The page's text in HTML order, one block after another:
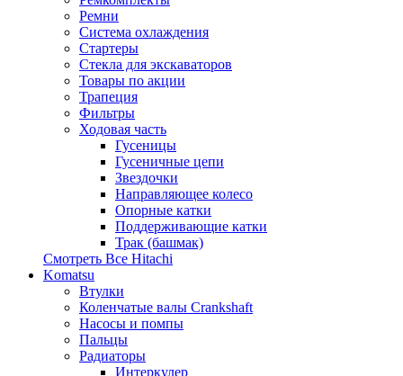
Ремни
Система охлаждения
Стартеры
Стекла для экскаваторов
Товары по акции
Трапеция
Фильтры
Ходовая часть
Гусеницы
Гусеничные цепи
Звездочки
Направляющее колесо
Опорные катки
Поддерживающие катки
Трак (башмак)
Смотреть Все Hitachi
Komatsu
Втулки
Коленчатые валы Crankshaft
Насосы и помпы
Пальцы
Радиаторы
Интеркулер